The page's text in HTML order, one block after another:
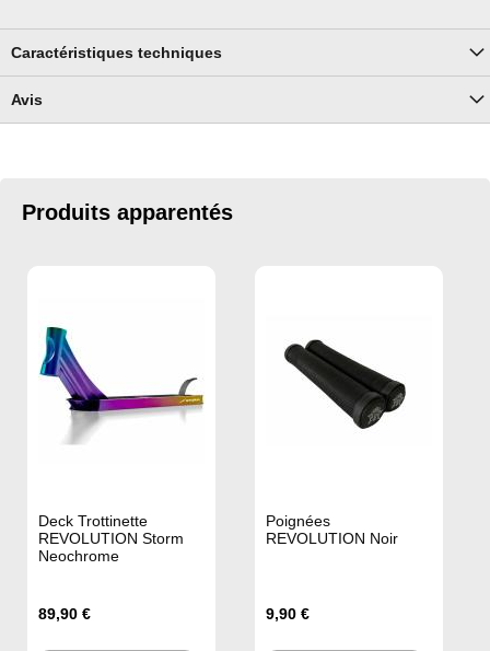
Caractéristiques techniques
Avis
Produits apparentés
Deck Trottinette
REVOLUTION Storm
Neochrome
89,90 €
Poignées
REVOLUTION Noir
9,90 €